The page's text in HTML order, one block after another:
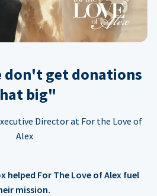
don't get donations
big"
Director at For the Love of
Alex
helped For The Love of Alex fuel
mission.